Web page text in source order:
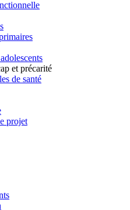
et précarité
de santé
projet